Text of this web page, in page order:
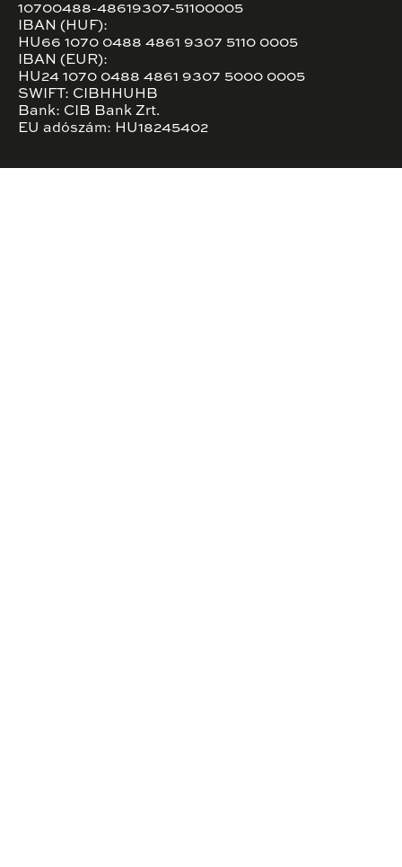
10700488-48619307-51100005
IBAN (HUF):
HU66 1070 0488 4861 9307 5110 0005
IBAN (EUR):
HU24 1070 0488 4861 9307 5000 0005
SWIFT: CIBHHUHB
Bank: CIB Bank Zrt.
EU adószám: HU18245402